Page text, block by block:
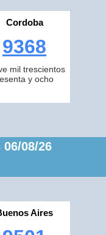
Cordoba
9368
mil trescientos
y ocho
08/26
Aires